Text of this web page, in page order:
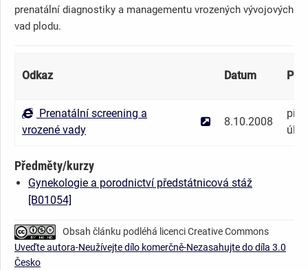
prenatální diagnostiky a managementu vrozených vývojových
vad plodu.
Odkaz Datum
Prenatální screening a
vrozené vady
8.10.2008
Předměty/kurzy
Gynekologie a porodnictví předstátnicová stáž
[B01054]
Obsah článku podléhá licenci Creative Commons
Uveďte autora-Neužívejte dílo komerčně-Nezasahujte do díla 3.0
Česko